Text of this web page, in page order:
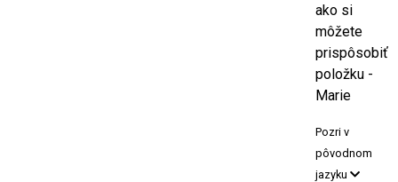
ako si
môžete
prispôsobiť
položku -
Marie
Pozri v
pôvodnom
jazyku